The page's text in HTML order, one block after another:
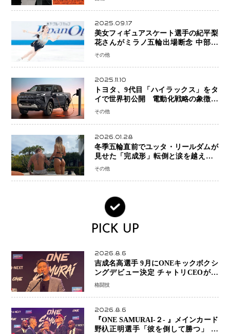
2025.09.17
美女フィギュアスケート選手の紀平梨
花さんがミラノ五輪出場断念 中部選
手権欠場を発表「安全最優先の判断」
その他
2025.11.10
トヨタ、9代目「ハイラックス」をタ
イで世界初公開 電動化戦略の象徴と
なるBEVモデルを初設定
その他
2026.01.28
冬季五輪直前でユッタ・リールダムが
見せた「完成形」転倒と涙を越えて─
ミラノで金を狙うオランダ女王の現在
その他
PICK UP
2026.8.6
吉成名高選手 9月にONEキックボクシ
ングデビュー決定 チャトリCEOがサ
プライズ発表 2カ月連続参戦へ
格闘技
2026.8.6
『ONE SAMURAI-２- 』メインカード
野杁正明選手「彼を倒して勝つ」 リ